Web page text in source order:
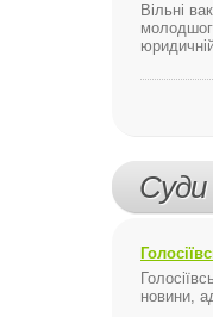
Вільні
Суди
новини,